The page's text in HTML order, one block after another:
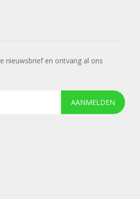
nieuwsbrief en ontvang al ons
AANMELDEN